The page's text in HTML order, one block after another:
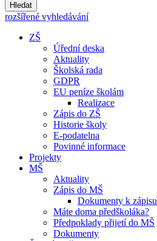
Hledat
rozšířené vyhledávání
ZŠ
Úřední deska
Aktuality
Školská rada
GDPR
EU peníze školám
Realizace
Zápis do ZŠ
Historie školy
E-podatelna
Povinné informace
Projekty
MŠ
Aktuality
Zápis do MŠ
Dokumenty k zápisu
Máte doma předškoláka?
Předpoklady přijetí do MŠ
Dokumenty